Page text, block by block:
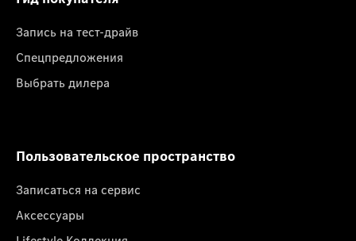
Запись на тест-драйв
Спецпредложения
Выбрать дилера
Пользовательское пространство
Записаться на сервис
Аксессуары